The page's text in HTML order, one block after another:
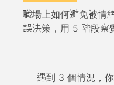
職場上如何避免被情
誤決策，用 5 階段察
遇到 3 個情況，